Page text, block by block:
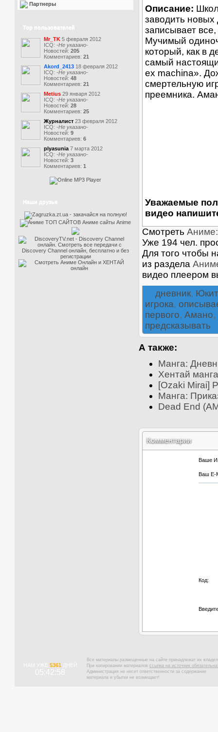
Партнеры
Top пользователей
Mr_TK 5 февраля 2012
ICQ: -Не указано-
Новостей: 205
Комментариев: 21
Akord_2413 18 февраля 2012
ICQ: -Не указано-
Новостей: 48
Комментариев: 21
Metius 29 января 2012
ICQ: -Не указано-
Новостей: 28
Комментариев: 25
Журналист 23 февраля 2012
ICQ: -Не указано-
Новостей: 9
Комментариев: 6
plyasunia 7 марта 2012
ICQ: -Не указано-
Новостей: 3
Комментариев: 1
Наши друзья
Описание:
заводить новых
записывает
Мучимый
который, как в
самый
ex machina».
смертельную
преемника.
Уважаемые
видео
Смотреть
Уже 194 чел.
Для того чтобы
из раздела
видео плеером
дневник,
игрока,
первого, Амано,
предсказывать
А также:
Манга:
Хентай
[Ozaki Mirai]
Манга:
Dead End
Комментарии
Ваше
Ваш E-
Код:
НАМ УЖЕ 5361ДНЕЙ
05:42:59
Все материалы размещенные на сайте принадлежат их
При копировании материалов ссылка на источник
Администрация не несет ответственности за содержание
материала и убытки не возмещает!